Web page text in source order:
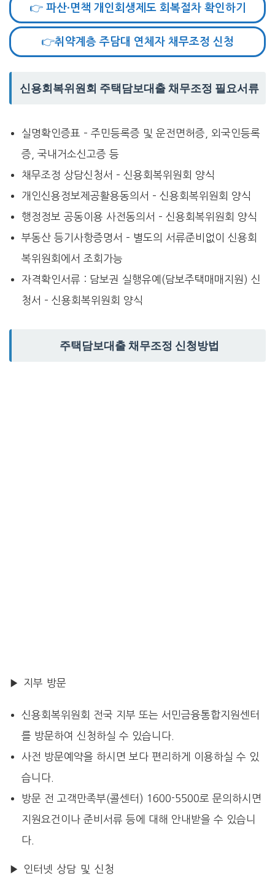
👉 파산·면책 개인회생제도 회복절차 확인하기
👉취약계층 주담대 연체자 채무조정 신청
신용회복위원회 주택담보대출 채무조정 필요서류
실명확인증표 – 주민등록증 및 운전면허증, 외국인등록
증, 국내거소신고증 등
채무조정 상담신청서 – 신용회복위원회 양식
개인신용정보제공활용동의서 – 신용회복위원회 양식
행정정보 공동이용 사전동의서 – 신용회복위원회 양식
부동산 등기사항증명서 – 별도의 서류준비없이 신용회
복위원회에서 조회가능
자격확인서류 : 담보권 실행유예(담보주택매매지원) 신
청서 – 신용회복위원회 양식
주택담보대출 채무조정 신청방법
▶ 지부 방문
신용회복위원회 전국 지부 또는 서민금융통합지원센터
를 방문하여 신청하실 수 있습니다.
사전 방문예약을 하시면 보다 편리하게 이용하실 수 있
습니다.
방문 전 고객만족부(콜센터) 1600-5500로 문의하시면
지원요건이나 준비서류 등에 대해 안내받을 수 있습니
다.
▶ 인터넷 상담 및 신청